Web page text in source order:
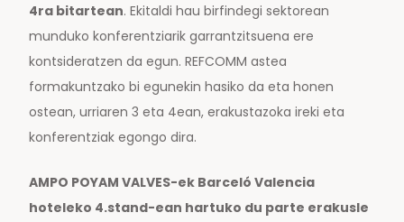
4ra bitartean. Ekitaldi hau birfindegi sektorean
munduko konferentziarik garrantzitsuena ere
kontsideratzen da egun. REFCOMM astea
formakuntzako bi egunekin hasiko da eta honen
ostean, urriaren 3 eta 4ean, erakustazoka ireki eta
konferentziak egongo dira.
AMPO POYAM VALVES-ek Barceló Valencia
hoteleko 4.stand-ean hartuko du parte erakusle